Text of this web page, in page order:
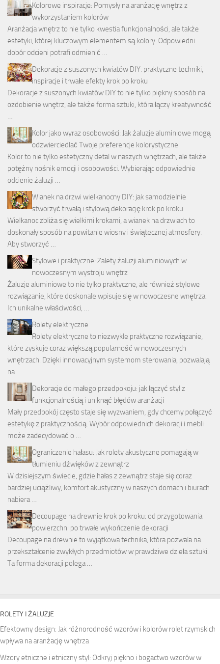
Kolorowe inspiracje: Pomysły na aranżację wnętrz z
wykorzystaniem kolorów
Aranżacja wnętrz to nie tylko kwestia funkcjonalności, ale także
estetyki, której kluczowym elementem są kolory. Odpowiedni
dobór odcieni potrafi odmienić …
Dekoracje z suszonych kwiatów DIY: praktyczne techniki,
inspiracje i trwałe efekty krok po kroku
Dekoracje z suszonych kwiatów DIY to nie tylko piękny sposób na
ozdobienie wnętrz, ale także forma sztuki, która łączy kreatywność
…
Kolor jako wyraz osobowości: Jak żaluzje aluminiowe mogą
odzwierciedlać Twoje preferencje kolorystyczne
Kolor to nie tylko estetyczny detal w naszych wnętrzach, ale także
potężny nośnik emocji i osobowości. Wybierając odpowiednie
odcienie żaluzji …
Wianek na drzwi wielkanocny DIY: jak samodzielnie
stworzyć trwałą i stylową dekorację krok po kroku
Wielkanoc zbliża się wielkimi krokami, a wianek na drzwiach to
doskonały sposób na powitanie wiosny i świątecznej atmosfery.
Aby stworzyć …
Stylowe i praktyczne: Zalety żaluzji aluminiowych w
nowoczesnym wystroju wnętrz
Żaluzje aluminiowe to nie tylko praktyczne, ale również stylowe
rozwiązanie, które doskonale wpisuje się w nowoczesne wnętrza.
Ich unikalne właściwości, …
Rolety elektryczne
Rolety elektryczne to niezwykle praktyczne rozwiązanie,
które zyskuje coraz większą popularność w nowoczesnych
wnętrzach. Dzięki innowacyjnym systemom sterowania, pozwalają
na …
Dekoracje do małego przedpokoju: jak łączyć styl z
funkcjonalnością i uniknąć błędów aranżacji
Mały przedpokój często staje się wyzwaniem, gdy chcemy połączyć
estetykę z praktycznością. Wybór odpowiednich dekoracji i mebli
może zadecydować o …
Ograniczenie hałasu: Jak rolety akustyczne pomagają w
tłumieniu dźwięków z zewnątrz
W dzisiejszym świecie, gdzie hałas z zewnątrz staje się coraz
bardziej uciążliwy, komfort akustyczny w naszych domach i biurach
nabiera …
Decoupage na drewnie krok po kroku: od przygotowania
powierzchni po trwałe wykończenie dekoracji
Decoupage na drewnie to wyjątkowa technika, która pozwala na
przekształcenie zwykłych przedmiotów w prawdziwe dzieła sztuki.
Ta forma dekoracji polega …
ROLETY I ŻALUZJE
Efektowny design: Jak różnorodność wzorów i kolorów rolet rzymskich
wpływa na aranżację wnętrza
Wzory etniczne i etniczny styl: Odkryj piękno i bogactwo wzorów w